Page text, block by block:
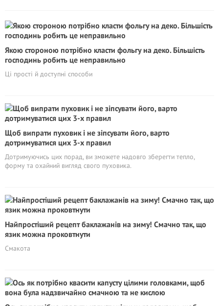
Якою стороною потрібно класти фольгу на деко. Більшість
господинь робить це неправильно
Ці прості й доступні способи
Щоб випрати пуховик і не зіпсувати його, варто
дотримуватися цих 3-х правил
Дотримуючись цих порад, ви зможете надовго зберегти тепло,
форму та охайний вигляд свого пуховика.
Найпростіший рецепт баклажанів на зиму! Смачно так, що
язик можна проковтнути
Смакота